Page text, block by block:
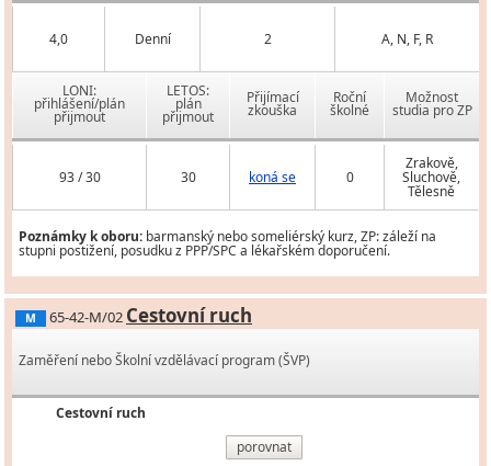
4,0 Denní 2 A, N, F, R
LONI:
přihlášení/plán
přijmout
LETOS:
plán
přijmout
Přijímací
zkouška
Roční
školné
Možnost
studia pro ZP
93 / 30 30 koná se 0
Zrakově,
Sluchově,
Tělesně
Poznámky k oboru: barmanský nebo someliérský kurz, ZP: záleží na
stupni postižení, posudku z PPP/SPC a lékařském doporučení.
M 65-42-M/02 Cestovní ruch
Zaměření nebo Školní vzdělávací program (ŠVP)
Cestovní ruch
porovnat